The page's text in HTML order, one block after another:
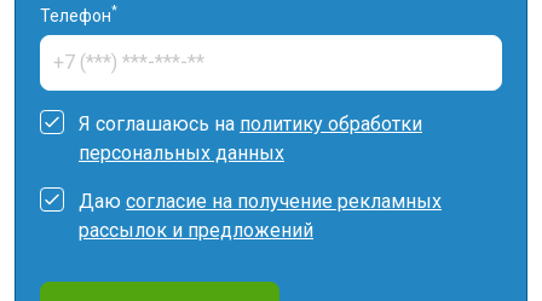
Телефон*
Я соглашаюсь на политику обработки
персональных данных
Даю согласие на получение рекламных
рассылок и предложений